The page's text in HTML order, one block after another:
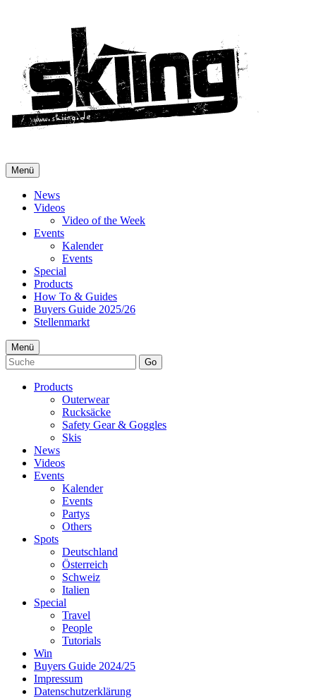
Menü
News
Videos
Video of the Week
Events
Kalender
Events
Special
Products
How To & Guides
Buyers Guide 2025/26
Stellenmarkt
Menü
Go
Products
Outerwear
Rucksäcke
Safety Gear & Goggles
Skis
News
Videos
Events
Kalender
Events
Partys
Others
Spots
Deutschland
Österreich
Schweiz
Italien
Special
Travel
People
Tutorials
Win
Buyers Guide 2024/25
Impressum
Datenschutzerklärung